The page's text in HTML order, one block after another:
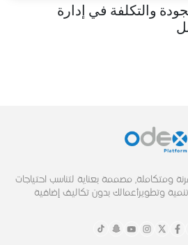
والتكلفة في إدارة
ومتكاملة, مصممة بعناية لتناسب احتياجات
وتطويرأعمالك بدون تكاليف إضافية